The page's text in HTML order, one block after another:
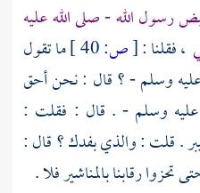
رسول الله - صلى الله عليه
، فقلنا :[ص:
ما تقول
عليه وسلم - ؟ قال : نحن أحق
عليه وسلم - . قال : فقلت :
. قلت : والذيبفدك؟ قال :
تحزوا رقابنا بالمناشير فلا .